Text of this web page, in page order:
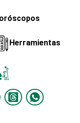
Herramientas